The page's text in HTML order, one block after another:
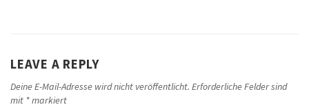
LEAVE A REPLY
Deine E-Mail-Adresse wird nicht veröffentlicht. Erforderliche Felder sind
mit *markiert